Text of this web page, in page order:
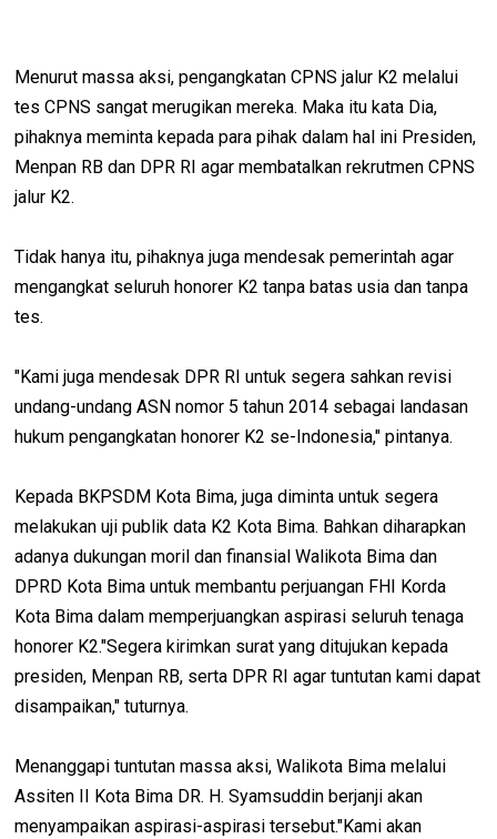
Menurut massa aksi, pengangkatan CPNS jalur K2 melalui
tes CPNS sangat merugikan mereka. Maka itu kata Dia,
pihaknya meminta kepada para pihak dalam hal ini Presiden,
Menpan RB dan DPR RI agar membatalkan rekrutmen CPNS
jalur K2.
Tidak hanya itu, pihaknya juga mendesak pemerintah agar
mengangkat seluruh honorer K2 tanpa batas usia dan tanpa
tes.
"Kami juga mendesak DPR RI untuk segera sahkan revisi
undang-undang ASN nomor 5 tahun 2014 sebagai landasan
hukum pengangkatan honorer K2 se-Indonesia," pintanya.
Kepada BKPSDM Kota Bima, juga diminta untuk segera
melakukan uji publik data K2 Kota Bima. Bahkan diharapkan
adanya dukungan moril dan finansial Walikota Bima dan
DPRD Kota Bima untuk membantu perjuangan FHI Korda
Kota Bima dalam memperjuangkan aspirasi seluruh tenaga
honorer K2."Segera kirimkan surat yang ditujukan kepada
presiden, Menpan RB, serta DPR RI agar tuntutan kami dapat
disampaikan," tuturnya.
Menanggapi tuntutan massa aksi, Walikota Bima melalui
Assiten II Kota Bima DR. H. Syamsuddin berjanji akan
menyampaikan aspirasi-aspirasi tersebut."Kami akan